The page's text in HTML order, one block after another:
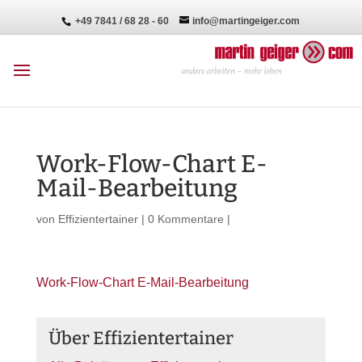
+49 7841 / 68 28 - 60 info@martingeiger.com
Work-Flow-Chart E-
Mail-Bearbeitung
von Effizientertainer| 0 Kommentare |
Work-Flow-Chart E-Mail-Bearbeitung
Über Effizientertainer